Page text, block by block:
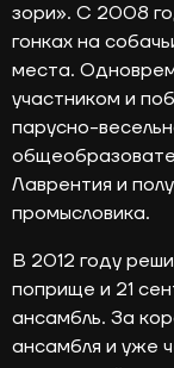
зори». С 2008
гонках на
места.
участником и
парусно-
Лаврентия и
промысловика.
В 2012 году
поприще и 21
ансамбль. За
ансамбля и уже